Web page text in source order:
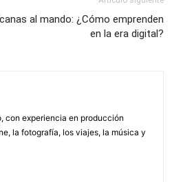
al mando: ¿Cómo emprenden
en la era digital?
con experiencia en producción
la fotografía, los viajes, la música y